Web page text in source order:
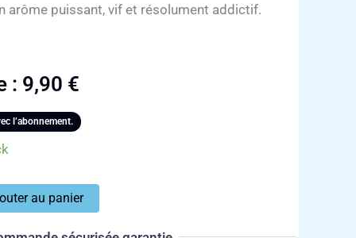
arôme puissant, vif et résolument addictif.
: 9,90 €
l’abonnement.
au panier